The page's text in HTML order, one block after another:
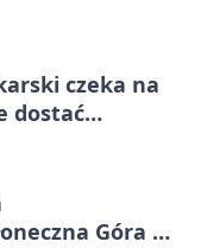
czeka na
dostać
Góra na